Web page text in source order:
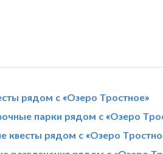
рядом с «Озеро Тростное»
парки рядом с «Озеро
квесты рядом с «Озеро